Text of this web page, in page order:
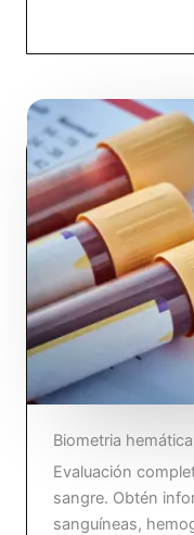
Biometria hemática
Evaluación
sangre. Obtén
sanguíneas,